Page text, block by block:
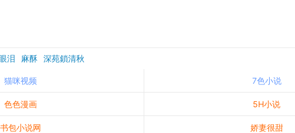
泪 麻酥 深苑鎖清秋
猫咪视频 7色小说
色色漫画 5H小说
书包小说网 娇妻很甜